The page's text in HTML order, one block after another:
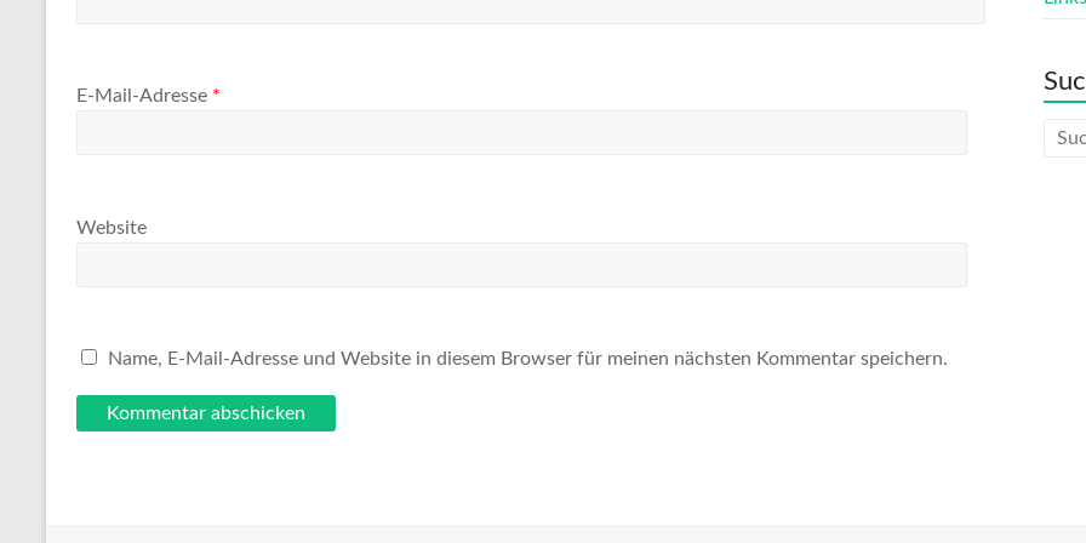
E-Mail-Adresse *
Website
Name, E-Mail-Adresse und Website in diesem Browser für meinen nächsten Kommentar speichern.